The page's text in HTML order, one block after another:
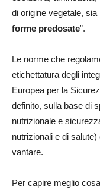
di origine vegetale,
forme predosate”.
Le norme che
etichettatura degli
Europea per la
definito, sulla base di
nutrizionale e
nutrizionali e di
vantare.
Per capire meglio